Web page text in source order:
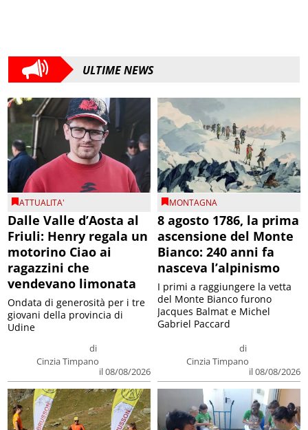
ULTIME NEWS
ATTUALITA'
Dalle Valle d’Aosta al
Friuli: Henry regala un
motorino Ciao ai
ragazzini che
vendevano limonata
di
Cinzia Timpano
il 08/08/2026
Ondata di generosità per i tre
giovani della provincia di
Udine
MONTAGNA
8 agosto 1786, la prima
ascensione del Monte
Bianco: 240 anni fa
nasceva l’alpinismo
di
Cinzia Timpano
il 08/08/2026
I primi a raggiungere la vetta
del Monte Bianco furono
Jacques Balmat e Michel
Gabriel Paccard